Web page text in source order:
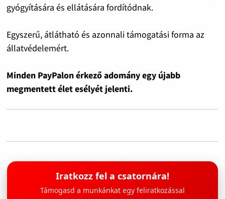
gyógyítására és ellátására fordítódnak.
Egyszerű, átlátható és azonnali támogatási forma az
állatvédelemért.
Minden PayPalon érkező adomány egy újabb
megmentett élet esélyét jelenti.
Iratkozz fel a csatornára!
Támogasd a munkánkat egy feliratkozással